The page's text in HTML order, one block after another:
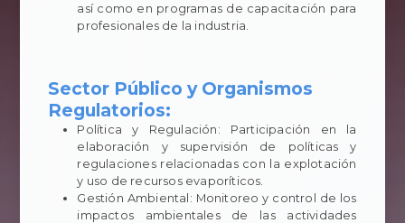
así como en programas de capacitación para
profesionales de la industria.
Sector Público y Organismos
Regulatorios:
Política y Regulación: Participación en la
elaboración y supervisión de políticas y
regulaciones relacionadas con la explotación
y uso de recursos evaporíticos.
Gestión Ambiental: Monitoreo y control de los
impactos ambientales de las actividades